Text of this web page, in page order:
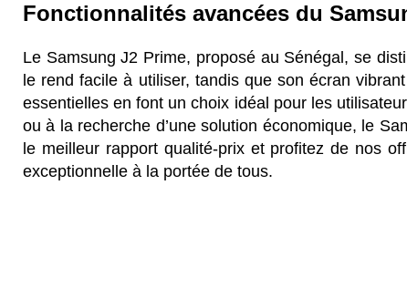
Fonctionnalités avancées du
Le Samsung J2 Prime, proposé au Sénégal, se
le rend facile à utiliser, tandis que son écran
essentielles en font un choix idéal pour les
ou à la recherche d’une solution économique, le
le meilleur rapport qualité-prix et profitez de nos
exceptionnelle à la portée de tous.